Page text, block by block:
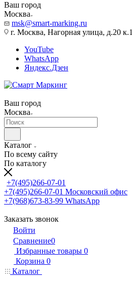
Ваш город
Москва
msk@smart-marking.ru
г. Москва, Нагорная улица, д.20 к.1
YouTube
WhatsApp
Яндекс.Дзен
Ваш город
Москва
Каталог
По всему сайту
По каталогу
+7(495)266-07-01
+7(495)266-07-01 Московский офис
+7(968)673-83-99 WhatsApp
Заказать звонок
Войти
Сравнение0
Избранные товары 0
Корзина 0
Каталог